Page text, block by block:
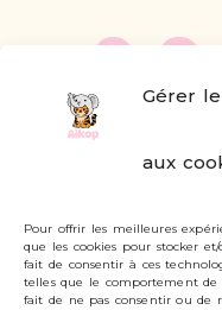
Gérer
aux
Pour offrir les meilleures
que les cookies pour stocker
fait de consentir à ces
telles que le comportement
fait de ne pas consentir ou de
Livraisons et
Mon compte